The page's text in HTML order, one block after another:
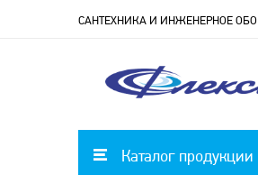
Каталог продукции
САНТЕХНИКА И ИНЖЕНЕРНОЕ